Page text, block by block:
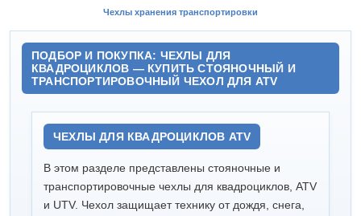
Чехлы хранения транспортировки
ПОДБОР И ПОКУПКА: ЧЕХЛЫ ДЛЯ
КВАДРОЦИКЛОВ — КУПИТЬ СТОЯНОЧНЫЙ И
ТРАНСПОРТИРОВОЧНЫЙ ЧЕХОЛ ДЛЯ ATV
ЧЕХЛЫ ДЛЯ КВАДРОЦИКЛОВ ATV
В этом разделе представлены стояночные и
транспортировочные чехлы для квадроциклов, ATV
и UTV. Чехол защищает технику от дождя, снега,